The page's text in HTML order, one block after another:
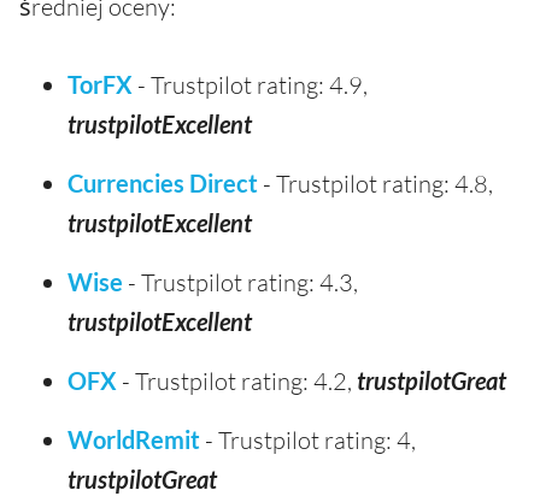
średniej oceny:
TorFX - Trustpilot rating: 4.9,
trustpilotExcellent
Currencies Direct - Trustpilot rating: 4.8,
trustpilotExcellent
Wise - Trustpilot rating: 4.3,
trustpilotExcellent
OFX - Trustpilot rating: 4.2, trustpilotGreat
WorldRemit - Trustpilot rating: 4,
trustpilotGreat